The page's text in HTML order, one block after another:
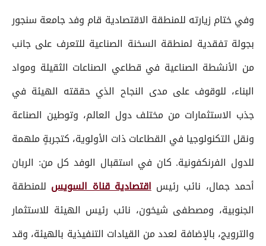
وفي ختام زيارته للمنطقة الاقتصادية قام وفد جامعة سنجور
بجولة تفقدية لمنطقة السخنة الصناعية للتعرف على جانب
من الأنشطة الصناعية في قطاعي الصناعات الثقيلة ومواد
البناء، للوقوف على مدى النجاح الذي حققته الهيئة في
جذب الاستثمارات من مختلف دول العالم، وتوطين الصناعة
ونقل التكنولوجيا في القطاعات ذات الأولوية، كتجربةٍ ملهمة
للدول الفرنكفونية. كان في استقبال الوفد كل من: الربان
أحمد جمال، نائب رئيساقتصادية قناة السويس للمنطقة
الجنوبية، ومصطفى شيخون، نائب رئيس الهيئة للاستثمار
والترويج، بالإضافة لعدد من القيادات التنفيذية بالهيئة، وقد